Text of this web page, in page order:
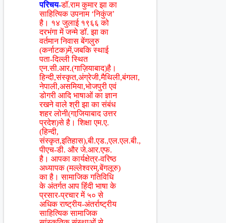
परिचय-डॉ.राम कुमार झा का
साहित्यिक उपनाम ‘निकुंज’
है। १४ जुलाई १९६६ को
दरभंगा में जन्मे डॉ. झा का
वर्तमान निवास बेंगलुरु
(कर्नाटक)में,जबकि स्थाई
पता-दिल्ली स्थित
एन.सी.आर.(गाज़ियाबाद)है।
हिन्दी,संस्कृत,अंग्रेजी,मैथिली,बंगला,
नेपाली,असमिया,भोजपुरी एवं
डोगरी आदि भाषाओं का ज्ञान
रखने वाले श्री झा का संबंध
शहर लोनी(गाजि़याबाद उत्तर
प्रदेश)से है। शिक्षा एम.ए.
(हिन्दी,
संस्कृत,इतिहास),बी.एड.,एल.एल.बी.,
पीएच-डी. और जे.आर.एफ.
है। आपका कार्यक्षेत्र-वरिष्ठ
अध्यापक (मल्लेश्वरम्,बेंगलूरु)
का है। सामाजिक गतिविधि
के अंतर्गत आप हिंंदी भाषा के
प्रसार-प्रचार में ५० से
अधिक राष्ट्रीय-अंतर्राष्ट्रीय
साहित्यिक सामाजिक